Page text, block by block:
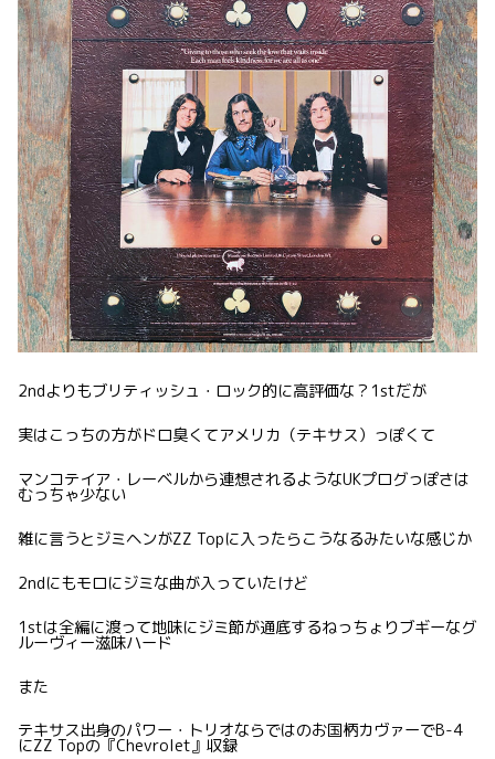
2ndよりもブリティッシュ・ロック的に高評価な？1stだが
実はこっちの方がドロ臭くてアメリカ（テキサス）っぽくて
マンコテイア・レーベルから連想されるようなUKプログっぽさは
むっちゃ少ない
雑に言うとジミヘンがZZ Topに入ったらこうなるみたいな感じか
2ndにもモロにジミな曲が入っていたけど
1stは全編に渡って地味にジミ節が通底するねっちょりブギーなグ
ルーヴィー滋味ハード
また
テキサス出身のパワー・トリオならではのお国柄カヴァーでB-4
にZZ Topの『Chevrolet』収録